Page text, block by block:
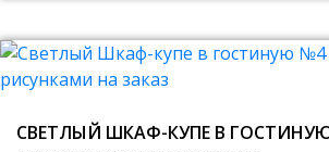
СВЕТЛЫЙ ШКАФ-КУПЕ В